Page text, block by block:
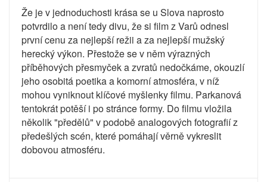
Že je v jednoduchosti krása se u Slova naprosto
potvrdilo a není tedy divu, že si film z Varů odnesl
první cenu za nejlepší režii a za nejlepší mužský
herecký výkon. Přestože se v něm výrazných
příběhových přesmyček a zvratů nedočkáme, okouzlí
jeho osobitá poetika a komorní atmosféra, v níž
mohou vyniknout klíčové myšlenky filmu. Parkanová
tentokrát potěší i po stránce formy. Do filmu vložila
několik "předělů" v podobě analogových fotografií z
předešlých scén, které pomáhají věrně vykreslit
dobovou atmosféru.